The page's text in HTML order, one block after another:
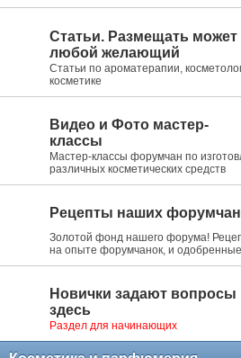
Статьи. Размещать может
любой желающий
Статьи по ароматерапии,
косметике
Видео и Фото мастер-
классы
Мастер-классы форумчан по
различных косметических средств
Рецепты наших
Золотой фонд нашего форума!
на опыте форумчанок, и
Новички задают вопросы
здесь
Раздел для начинающих